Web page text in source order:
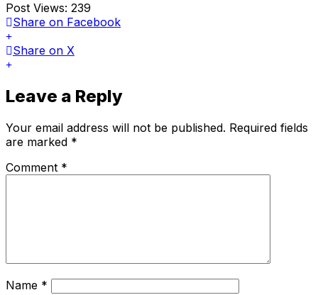
Post Views: 239
Share on Facebook
Share on X
Leave a Reply
Your email address will not be published. Required fields
are marked *
Comment *
Name *